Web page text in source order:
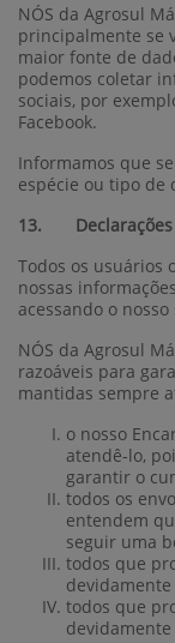
NÓS da Agrosul
principalmente se
maior fonte de
podemos coletar
sociais, por
Facebook.
Informamos que
espécie ou tipo de
13. Declarações
Todos os usuários
nossas
acessando o nosso
NÓS da Agrosul
razoáveis para
mantidas sempre
o nosso
atendê-lo,
garantir o
todos os
entendem
seguir uma
todos que
todos que